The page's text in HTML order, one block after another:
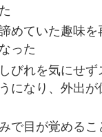
めていた趣味を
った
びれを気にせず
になり、外出が
で目が覚めるこ